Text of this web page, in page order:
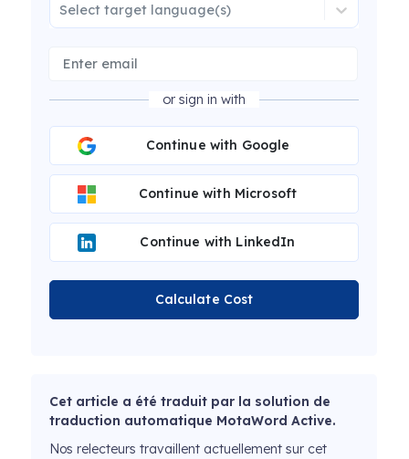
Select target language(s)
or sign in with
Continue with Google
Continue with Microsoft
Continue with LinkedIn
Calculate Cost
Cet article a été traduit par la solution de
traduction automatique MotaWord Active.
Nos relecteurs travaillent actuellement sur cet